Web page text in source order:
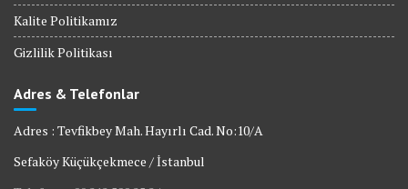
Kalite Politikamız
Gizlilik Politikası
Adres & Telefonlar
Adres : Tevfikbey Mah. Hayırlı Cad. No:10/A
Sefaköy Küçükçekmece / İstanbul